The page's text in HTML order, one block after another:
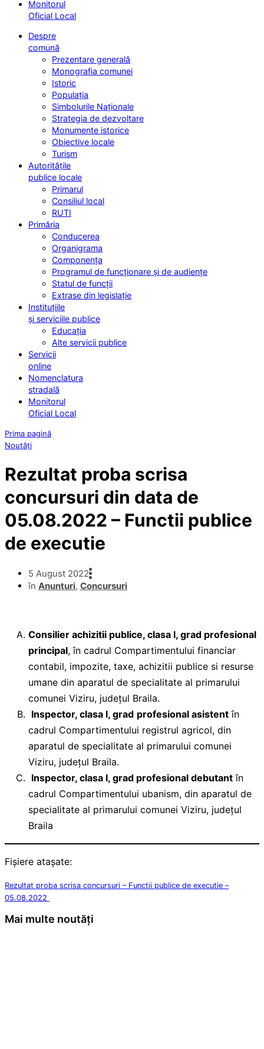
Monitorul
Oficial Local
Despre
comună
Prezentare generală
Monografia comunei
Istoric
Populația
Simbolurile Naționale
Strategia de dezvoltare
Monumente istorice
Obiective locale
Turism
Autoritățile
publice locale
Primarul
Consiliul local
RUTI
Primăria
Conducerea
Organigrama
Componența
Programul de funcționare și de audiențe
Statul de funcții
Extrase din legislație
Instituțiile
și serviciile publice
Educația
Alte servicii publice
Servicii
online
Nomenclatura
stradală
Monitorul
Oficial Local
Prima pagină
Noutăți
Rezultat proba scrisa
concursuri din data de
05.08.2022 – Functii publice
de executie
5 August 2022
în Anunturi, Concursuri
Consilier achizitii publice, clasa I, grad profesional
principal, în cadrul Compartimentului financiar
contabil, impozite, taxe, achizitii publice si resurse
umane din aparatul de specialitate al primarului
comunei Viziru, județul Braila.
Inspector, clasa I, grad profesional asistent în
cadrul Compartimentului registrul agricol, din
aparatul de specialitate al primarului comunei
Viziru, județul Braila.
Inspector, clasa I, grad profesional debutant în
cadrul Compartimentului ubanism, din aparatul de
specialitate al primarului comunei Viziru, județul
Braila
Fișiere atașate:
Rezultat proba scrisa concursuri – Functii publice de executie –
05.08.2022
Mai multe noutăți